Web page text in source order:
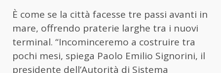
È come se la città facesse tre passi avanti in
mare, offrendo praterie larghe tra i nuovi
terminal. “Incominceremo a costruire tra
pochi mesi, spiega Paolo Emilio Signorini, il
presidente dell’Autorità di Sistema